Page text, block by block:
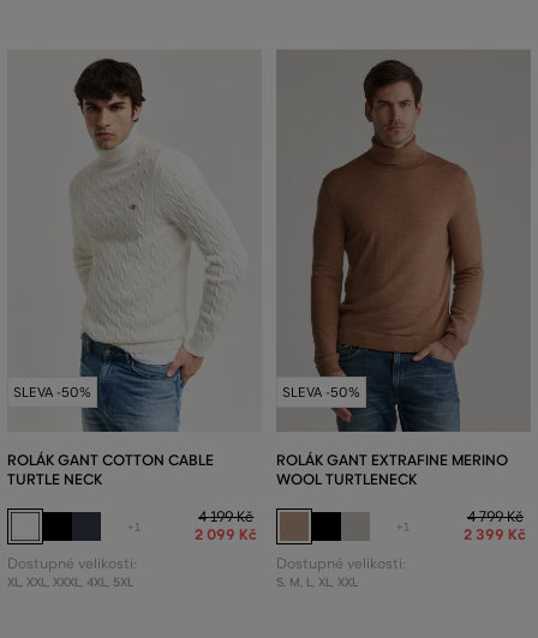
SLEVA -50%
ROLÁK GANT COTTON CABLE
TURTLE NECK
+1
4 199 Kč
2 099 Kč
Dostupné velikosti:
XL, XXL, XXXL, 4XL, 5XL
SLEVA -50%
ROLÁK GANT EXTRAFINE MERINO
WOOL TURTLENECK
+1
4 799 Kč
2 399 Kč
Dostupné velikosti:
S, M, L, XL, XXL